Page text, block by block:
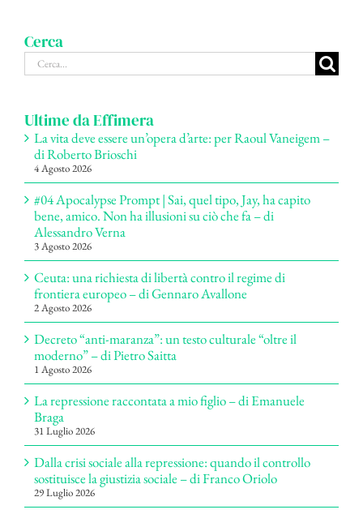
Cerca
Cerca
per:
Ultime da Effimera
La vita deve essere un’opera d’arte: per Raoul Vaneigem –
di Roberto Brioschi
4 Agosto 2026
#04 Apocalypse Prompt | Sai, quel tipo, Jay, ha capito
bene, amico. Non ha illusioni su ciò che fa – di
Alessandro Verna
3 Agosto 2026
Ceuta: una richiesta di libertà contro il regime di
frontiera europeo – di Gennaro Avallone
2 Agosto 2026
Decreto “anti-maranza”: un testo culturale “oltre il
moderno” – di Pietro Saitta
1 Agosto 2026
La repressione raccontata a mio figlio – di Emanuele
Braga
31 Luglio 2026
Dalla crisi sociale alla repressione: quando il controllo
sostituisce la giustizia sociale – di Franco Oriolo
29 Luglio 2026